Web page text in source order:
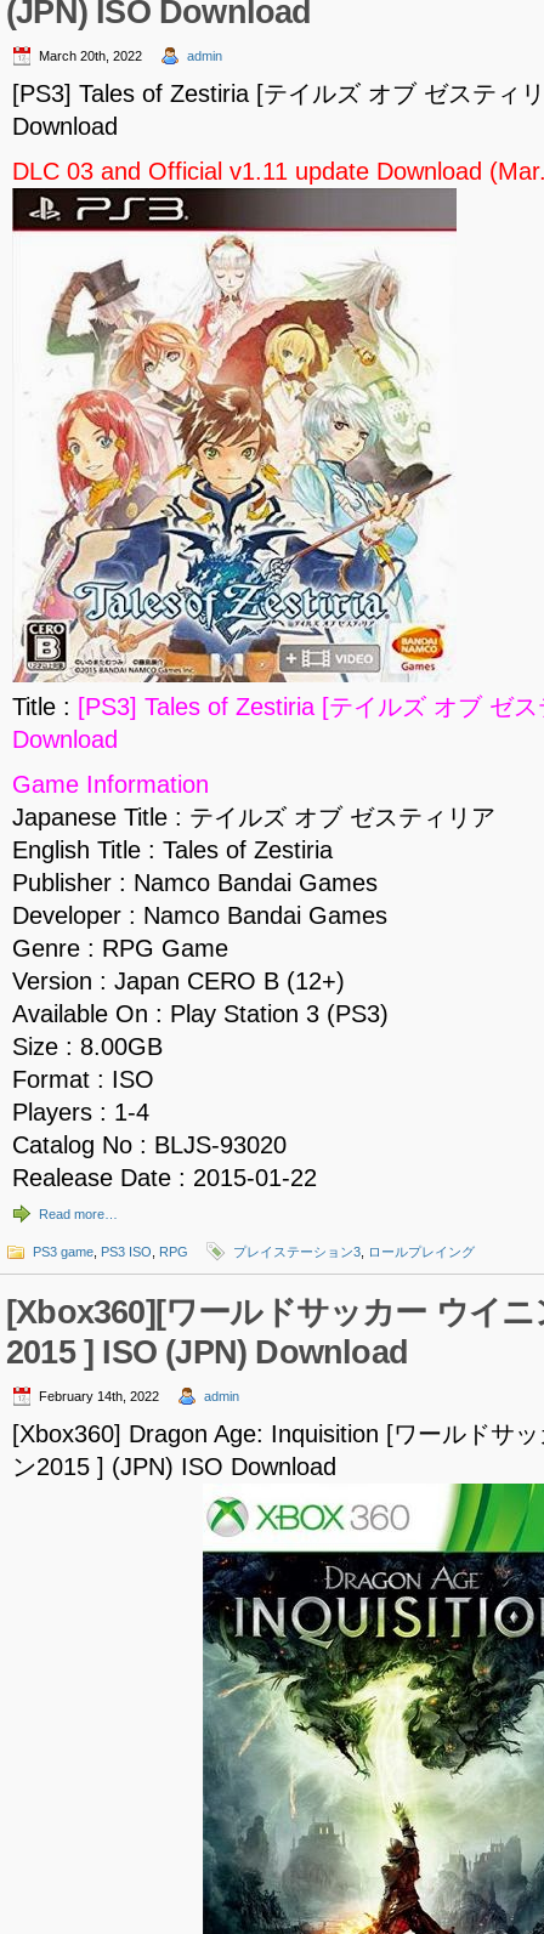
(JPN) ISO Download
March 20th, 2022 admin
[PS3] Tales of Zestiria [テイルズ オブ ゼスティ
Download
DLC 03 and Official v1.11 update Download
Title : [PS3] Tales of Zestiria [テイルズ オブ ゼ
Download
Game Information
Japanese Title : テイルズ オブ ゼスティリア
English Title : Tales of Zestiria
Publisher : Namco Bandai Games
Developer : Namco Bandai Games
Genre : RPG Game
Version : Japan CERO B (12+)
Available On : Play Station 3 (PS3)
Size : 8.00GB
Format : ISO
Players : 1-4
Catalog No : BLJS-93020
Realease Date : 2015-01-22
Read more…
PS3 game PS3 ISO RPG プレイステーション3 ロールプレイング
[Xbox360][ワールドサッカー ウイ
2015 ] ISO (JPN) Download
February 14th, 2022 admin
[Xbox360] Dragon Age: Inquisition [ワールドサ
ン2015 ] (JPN) ISO Download